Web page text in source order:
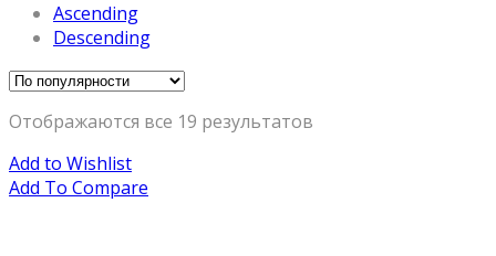
Ascending
Descending
Отображаются все 19 результатов
Add to Wishlist
Add To Compare